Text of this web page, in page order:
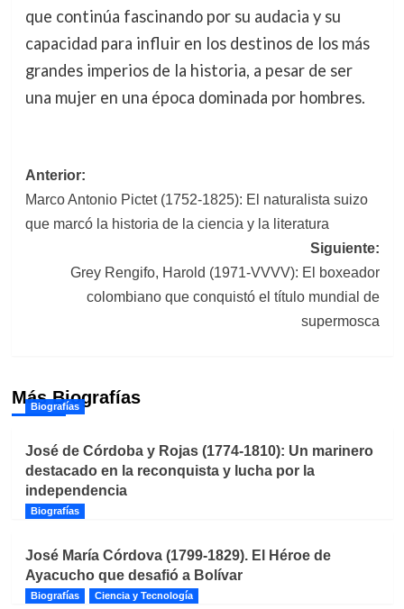
que continúa fascinando por su audacia y su
capacidad para influir en los destinos de los más
grandes imperios de la historia, a pesar de ser
una mujer en una época dominada por hombres.
Navegación
de
entradas
Anterior:
Marco Antonio Pictet (1752-1825): El naturalista suizo
que marcó la historia de la ciencia y la literatura
Siguiente:
Grey Rengifo, Harold (1971-VVVV): El boxeador
colombiano que conquistó el título mundial de
supermosca
Más Biografías
Biografías
José de Córdoba y Rojas (1774-1810): Un marinero
destacado en la reconquista y lucha por la
independencia
Biografías
José María Córdova (1799-1829). El Héroe de
Ayacucho que desafió a Bolívar
Biografías Ciencia y Tecnología